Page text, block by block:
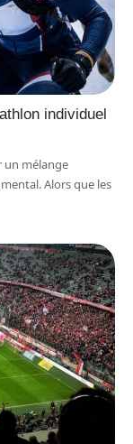
individuel
un mélange
Alors que les